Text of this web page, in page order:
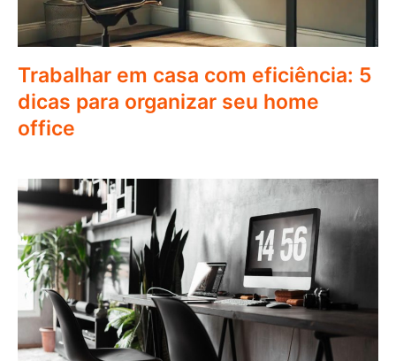
Trabalhar em casa com eficiência: 5
dicas para organizar seu home
office